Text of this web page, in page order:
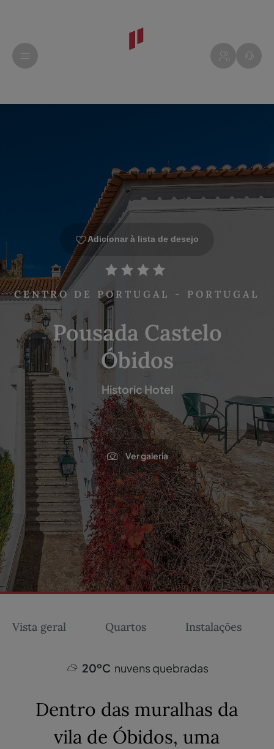
Adicionar à lista de desejo
CENTRO DE PORTUGAL - PORTUGAL
Pousada Castelo
Óbidos
Historic Hotel
Ver galeria
Vista geral Quartos Instalações
20ºC nuvens quebradas
Dentro das muralhas da
vila de Óbidos, uma